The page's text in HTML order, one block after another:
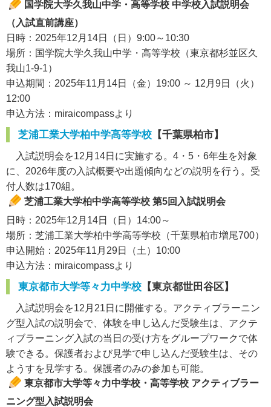
国学院大学久我山中学・高等学校 中学校入試説明会
（入試直前講座）
日時：2025年12月14日（日）9:00～10:30
場所：国学院大学久我山中学・高等学校（東京都杉並区久
我山1-9-1）
申込期間：2025年11月14日（金）19:00 ～ 12月9日（火）
12:00
申込方法：miraicompassより
芝浦工業大学柏中学高等学校 【千葉県柏市】
入試説明会を12月14日に実施する。4・5・6年生を対象
に、2026年度の入試概要や出題傾向などの説明を行う。受
付人数は170組。
芝浦工業大学柏中学高等学校 第5回入試説明会
日時：2025年12月14日（日）14:00～
場所：芝浦工業大学柏中学高等学校（千葉県柏市増尾700）
申込開始：2025年11月29日（土）10:00
申込方法：miraicompassより
東京都市大学等々力中学校 【東京都世田谷区】
入試説明会を12月21日に開催する。アクティブラーニン
グ型入試の説明会で、体験を申し込んだ受験生は、アクテ
ィブラーニング入試の当日の受け方をグループワークで体
験できる。保護者および見学で申し込んだ受験生は、その
ようすを見学する。保護者のみの参加も可能。
東京都市大学等々力中学校・高等学校 アクティブラー
ニング型入試説明会